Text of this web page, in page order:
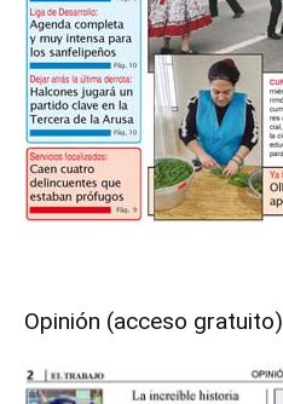
Opinión (acceso gratuito)